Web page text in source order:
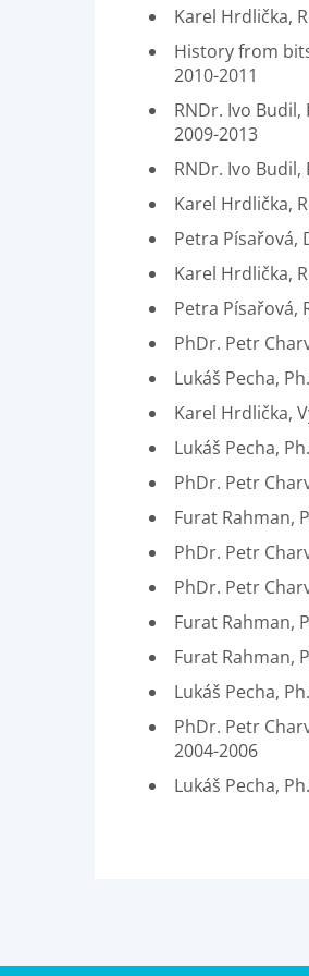
Karel Hrdlička,
History from
2010-2011
RNDr. Ivo
2009-2013
RNDr. Ivo Budil,
Karel Hrdlička,
Petra Písařová,
Karel Hrdlička,
Petra Písařová,
PhDr. Petr
Lukáš Pecha,
Karel Hrdlička,
Lukáš Pecha,
PhDr. Petr
Furat Rahman,
PhDr. Petr
PhDr. Petr
Furat Rahman,
Furat Rahman,
Lukáš Pecha,
PhDr. Petr
2004-2006
Lukáš Pecha,